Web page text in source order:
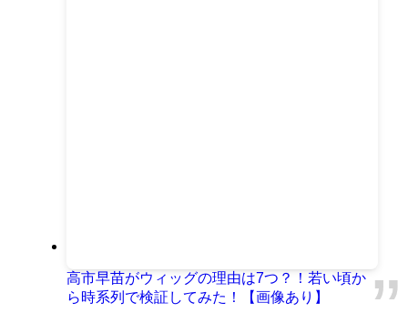
高市早苗がウィッグの理由は7つ？！若い頃か
ら時系列で検証してみた！【画像あり】